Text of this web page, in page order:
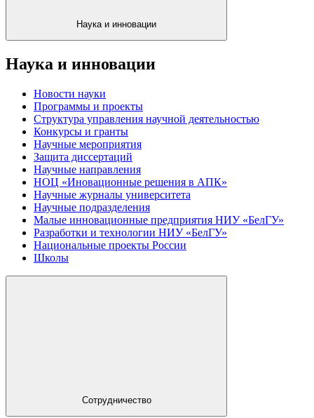
Наука и инновации
Наука и инновации
Новости науки
Программы и проекты
Структура управления научной деятельностью
Конкурсы и гранты
Научные мероприятия
Защита диссертаций
Научные направления
НОЦ «Иновационные решения в АПК»
Научные журналы университета
Научные подразделения
Малые инновационные предприятия НИУ «БелГУ»
Разработки и технологии НИУ «БелГУ»
Национальные проекты России
Школы
Сотрудничество